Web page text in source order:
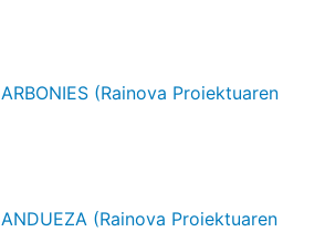
ARBONIES (Rainova Proiektuaren
ANDUEZA (Rainova Proiektuaren